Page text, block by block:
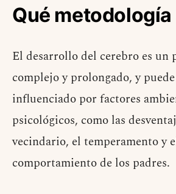
Qué
El desarrollo del cerebro es un
complejo y prolongado, y
influenciado por factores
psicológicos, como las
vecindario, el temperamento y
comportamiento de los padres.